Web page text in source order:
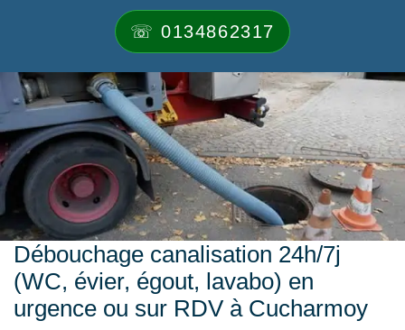
☏ 0134862317
Débouchage canalisation 24h/7j
(WC, évier, égout, lavabo) en
urgence ou sur RDV à Cucharmoy